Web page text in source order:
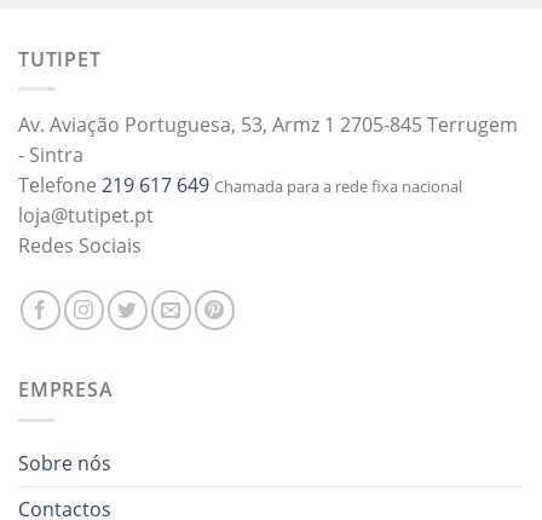
TUTIPET
Av. Aviação Portuguesa, 53, Armz 1 2705-845 Terrugem
- Sintra
Telefone 219 617 649 Chamada para a rede fixa nacional
loja@tutipet.pt
Redes Sociais
EMPRESA
Sobre nós
Contactos